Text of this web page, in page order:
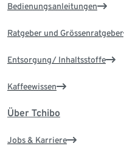
Bedienungsanleitungen
Ratgeber und Grössenratgeber
Entsorgung/ Inhaltsstoffe
Kaffeewissen
Über Tchibo
Jobs & Karriere